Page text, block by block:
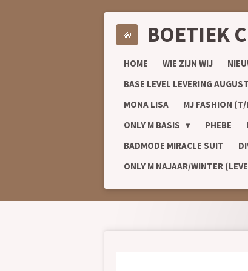
BOETIEK
HOME WIE ZIJN WIJ
BASE LEVEL LEVERING
MONA LISA
MJ FASHION
ONLY M BASIS
PHEBE
BADMODE MIRACLE SUIT
ONLY M NAJAAR/WINTER